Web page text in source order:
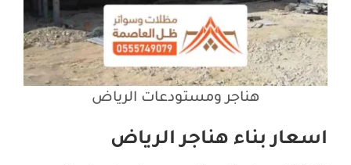
هناجر ومستودعات الرياض
اسعار بناء هناجر الرياض